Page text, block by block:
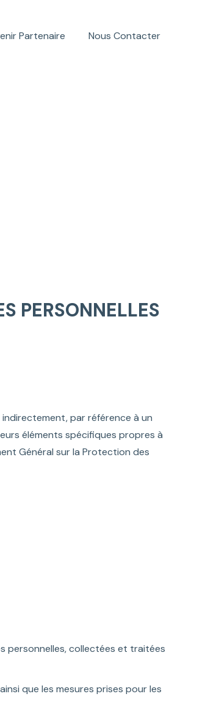
Partenaire Nous Contacter
PERSONNELLES
par référence à un
éléments spécifiques propres à
Général sur la Protection des
personnelles, collectées et traitées
que les mesures prises pour les